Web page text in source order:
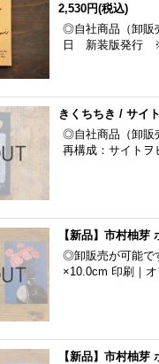
2,530円(税込)
◎自社商品（卸販
日 新装版発行 ※
きくちちき / サイ
◎自社商品（卸販
再構成：サイト
【新品】市村柚芽
◎卸販売が可能で
×10.0cm 印刷｜
【新品】市村柚芽